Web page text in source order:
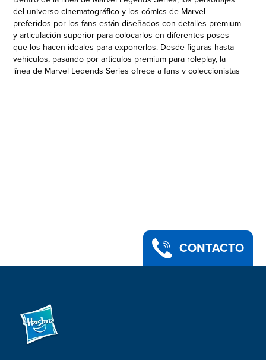
del universo cinematográfico y los cómics de Marvel
preferidos por los fans están diseñados con detalles premium
y articulación superior para colocarlos en diferentes poses
que los hacen ideales para exponerlos. Desde figuras hasta
vehículos, pasando por artículos premium para roleplay, la
línea de Marvel Legends Series ofrece a fans y coleccionistas
CONTACTO